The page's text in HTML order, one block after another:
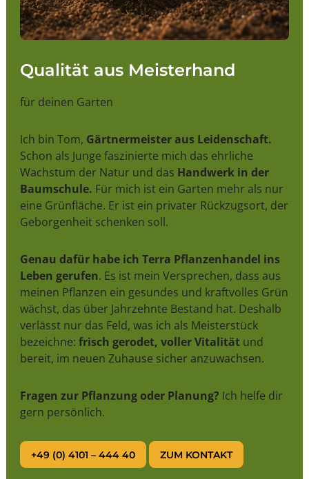
Qualität aus Meisterhand
für deinen Garten
Ich bin Tom, Gärtnermeister aus Leidenschaft.
Schon als Junge faszinierte mich das ehrliche
Wachstum der Natur und das Handwerk in der
Baumschule. Für mich ist ein Garten mehr als nur
eine Grünfläche. Er ist ein privater Rückzugsort, der
Geborgenheit schenken soll.
Genau dafür habe ich Terra Pflanzenhandel ins
Leben gerufen. Es ist mein Versprechen, dass aus
meinen Pflanzen ein gesundes und kraftvolles Grün
wächst, das über Jahrzehnte Bestand hat. Deshalb
verlässt nur das Feld, was ich als Meisterstück
bezeichne: frisch gerodet, voller Vitalitätund
bereit, im neuen Zuhause sicher anzuwachsen.
Fragen zur Pflanzung oder Planung? Ich helfe dir
gern persönlich.
+49 (0) 4101 – 444 40 ZUM KONTAKT